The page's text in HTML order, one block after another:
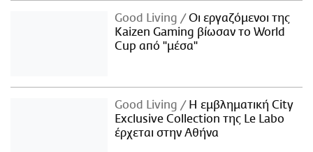
Good Living
Οι εργαζόμενοι της
Kaizen Gaming βίωσαν το World
Cup από "μέσα"
Good Living
Η εμβληματική City
Exclusive Collection της Le Labo
έρχεται στην Αθήνα